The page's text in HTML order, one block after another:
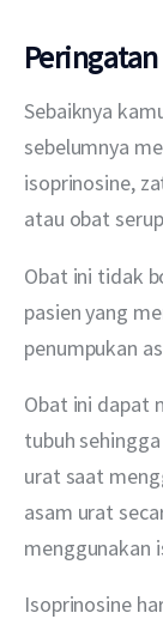
Sebaiknya
sebelumnya
isoprinosine,
atau obat
Obat ini tidak
pasien yang
penumpukan
Obat ini dapat
tubuh
urat saat
asam urat
menggunakan
Isoprinosine